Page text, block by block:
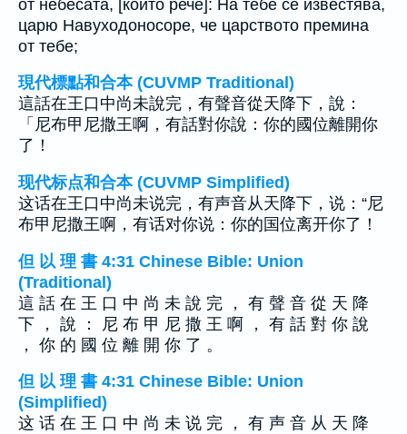
от небесата, [който рече]: На тебе се известява,
царю Навуходоносоре, че царството премина
от тебе;
現代標點和合本 (CUVMP Traditional)
這話在王口中尚未說完，有聲音從天降下，說：
「尼布甲尼撒王啊，有話對你說：你的國位離開你
了！
现代标点和合本 (CUVMP Simplified)
这话在王口中尚未说完，有声音从天降下，说：“尼
布甲尼撒王啊，有话对你说：你的国位离开你了！
但 以 理 書 4:31 Chinese Bible: Union
(Traditional)
這 話 在 王 口 中 尚 未 說 完 ， 有 聲 音 從 天 降
下 ， 說 ： 尼 布 甲 尼 撒 王 啊 ， 有 話 對 你 說
， 你 的 國 位 離 開 你 了 。
但 以 理 書 4:31 Chinese Bible: Union
(Simplified)
这 话 在 王 口 中 尚 未 说 完 ， 有 声 音 从 天 降